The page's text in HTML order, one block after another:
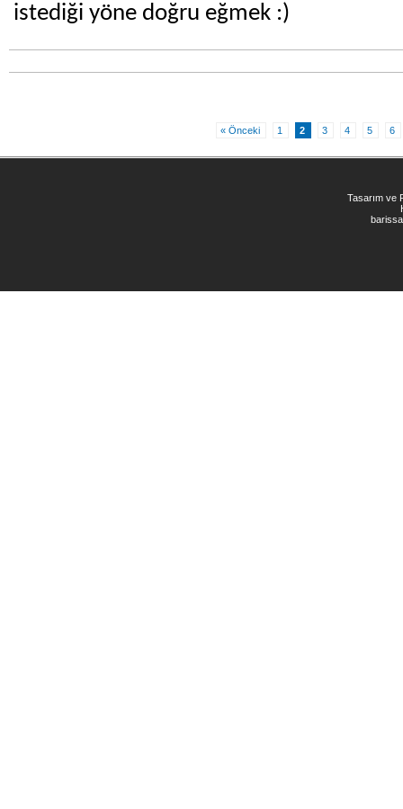
istediği yöne doğru eğmek :)
« Önceki 1 2 3 4 5 6
Tasarım ve